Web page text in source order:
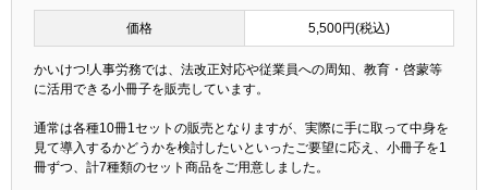
価格 5,500円(税込)
かいけつ!人事労務では、法改正対応や従業員への周知、教育・啓蒙等
に活用できる小冊子を販売しています。
通常は各種10冊1セットの販売となりますが、実際に手に取って中身を
見て導入するかどうかを検討したいといったご要望に応え、小冊子を1
冊ずつ、計7種類のセット商品をご用意しました。